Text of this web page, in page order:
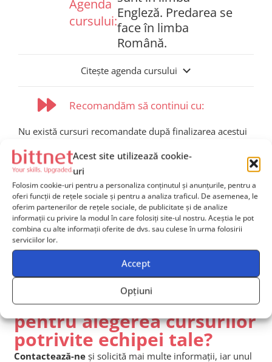
Acest site utilizează cookie-
uri
Folosim cookie-uri pentru a personaliza conținutul și anunțurile, pentru a
oferi funcții de rețele sociale și pentru a analiza traficul. De asemenea, le
oferim partenerilor de rețele sociale, de publicitate și de analize
informații cu privire la modul în care folosiți site-ul nostru. Aceștia le pot
combina cu alte informații oferite de dvs. sau culese în urma folosirii
serviciilor lor.
Accept
Opțiuni
Agenda
cursului:Engleză. Predarea se
face în limba
Română.
Citește agenda cursului
Recomandăm să continui cu:
Nu există cursuri recomandate după finalizarea acestui
curs.
Programe de certificare
Nu sunt programe de ceritifcare pentru acest curs.
Ai nevoie de îndrumare
pentru alegerea cursurilor
potrivite echipei tale?
Contactează-ne și solicită mai multe informații, iar unul